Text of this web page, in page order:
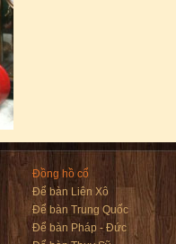
Đồng hồ cổ
Để bàn Liên Xô
Để bàn Trung Quốc
Để bàn Pháp - Đức